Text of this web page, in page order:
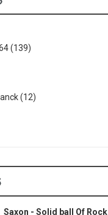
(139)
(12)
Saxon - Solid ball Of Rock